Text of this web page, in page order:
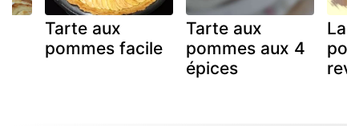
Tarte aux
pommes facile
Tarte aux
pommes aux 4
épices
La